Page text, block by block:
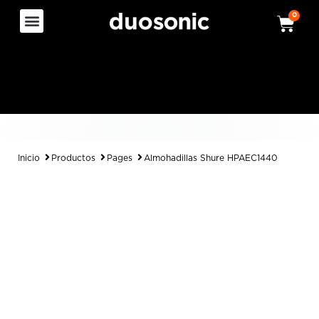
0
Inicio Productos Pages Almohadillas Shure HPAEC1440